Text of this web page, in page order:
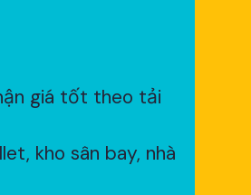
giá tốt theo tải
kho sân bay, nhà